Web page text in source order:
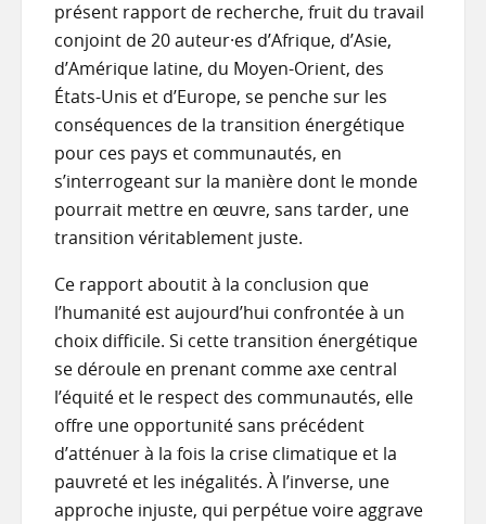
présent rapport de recherche, fruit du travail
conjoint de 20 auteur·es d’Afrique, d’Asie,
d’Amérique latine, du Moyen-Orient, des
États-Unis et d’Europe, se penche sur les
conséquences de la transition énergétique
pour ces pays et communautés, en
s’interrogeant sur la manière dont le monde
pourrait mettre en œuvre, sans tarder, une
transition véritablement juste.
Ce rapport aboutit à la conclusion que
l’humanité est aujourd’hui confrontée à un
choix difficile. Si cette transition énergétique
se déroule en prenant comme axe central
l’équité et le respect des communautés, elle
offre une opportunité sans précédent
d’atténuer à la fois la crise climatique et la
pauvreté et les inégalités. À l’inverse, une
approche injuste, qui perpétue voire aggrave